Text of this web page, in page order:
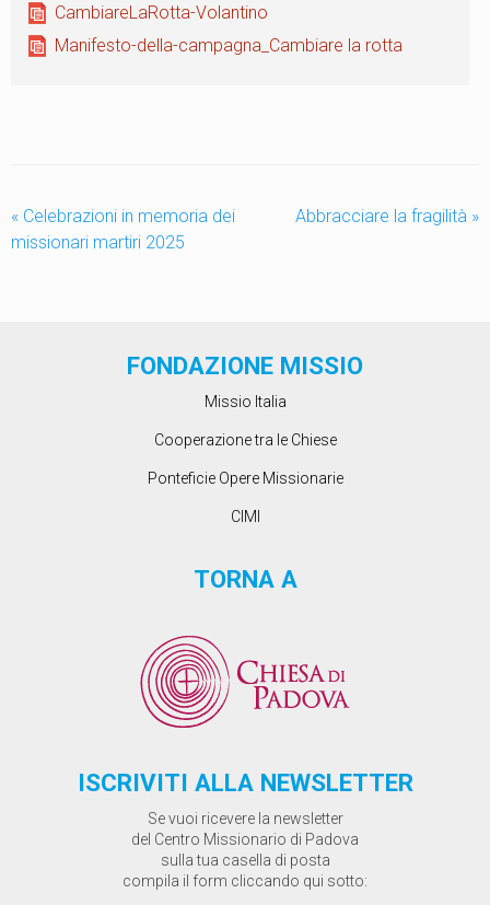
CambiareLaRotta-Volantino
Manifesto-della-campagna_Cambiare la rotta
« Celebrazioni in memoria dei
missionari martiri 2025
Abbracciare la fragilità »
FONDAZIONE MISSIO
Missio Italia
Cooperazione tra le Chiese
Ponteficie Opere Missionarie
CIMI
TORNA A
ISCRIVITI ALLA NEWSLETTER
Se vuoi ricevere la newsletter
del Centro Missionario di Padova
sulla tua casella di posta
compila il form cliccando qui sotto: